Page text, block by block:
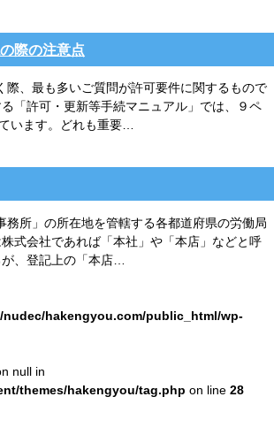
際の注意点
、最も多いご質問が許可要件に関するもので
「許可・更新等手続マニュアル」では、９ペ
います。どれも重要…
所」の所在地を管轄する各都道府県の労働局
式会社であれば「本社」や「本店」などと呼
、登記上の「本店…
nudec/hakengyou.com/public_html/wp-
null in
themes/hakengyou/tag.php on line 28